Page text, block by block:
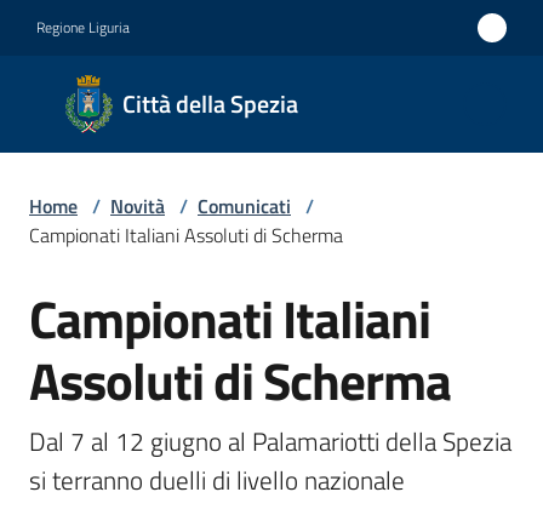
Regione Liguria
Città della Spezia
Città
della
Medaglia
Merito
Civile
Medaglia
d'argento
al Valor
Militare
Home / Novità / Comunicati /
Campionati Italiani Assoluti di Scherma
Salta al contenuto
Campionati Italiani
Assoluti di Scherma
Dal 7 al 12 giugno al Palamariotti della Spezia
si terranno duelli di livello nazionale